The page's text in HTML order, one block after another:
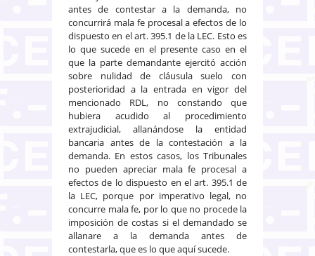
antes de contestar a la demanda, no
concurrirá mala fe procesal a efectos de lo
dispuesto en el art. 395.1 de la LEC. Esto es
lo que sucede en el presente caso en el
que la parte demandante ejercitó acción
sobre nulidad de cláusula suelo con
posterioridad a la entrada en vigor del
mencionado RDL, no constando que
hubiera acudido al procedimiento
extrajudicial, allanándose la entidad
bancaria antes de la contestación a la
demanda. En estos casos, los Tribunales
no pueden apreciar mala fe procesal a
efectos de lo dispuesto en el art. 395.1 de
la LEC, porque por imperativo legal, no
concurre mala fe, por lo que no procede la
imposición de costas si el demandado se
allanare a la demanda antes de
contestarla, que es lo que aquí sucede.